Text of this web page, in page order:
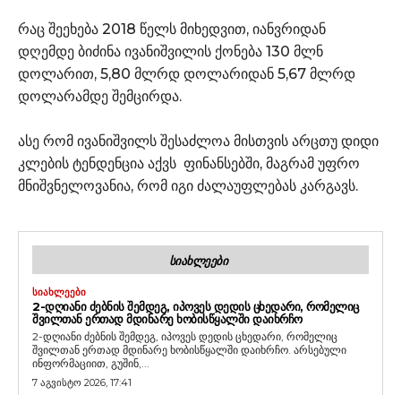
რაც შეეხება 2018 წელს მიხედვით, იანვრიდან
დღემდე ბიძინა ივანიშვილის ქონება 130 მლნ
დოლარით, 5,80 მლრდ დოლარიდან 5,67 მლრდ
დოლარამდე შემცირდა.
ასე რომ ივანიშვილს შესაძლოა მისთვის არცთუ დიდი
კლების ტენდენცია აქვს ფინანსებში, მაგრამ უფრო
მნიშვნელოვანია, რომ იგი ძალაუფლებას კარგავს.
ᲡᲘᲐᲮᲚᲔᲔᲑᲘ
ᲡᲘᲐᲮᲚᲔᲔᲑᲘ
2-ᲓᲦᲘᲐᲜᲘ ᲫᲔᲑᲜᲘᲡ ᲨᲔᲛᲓᲔᲒ, ᲘᲞᲝᲕᲔᲡ ᲓᲔᲓᲘᲡ ᲪᲮᲔᲓᲐᲠᲘ, ᲠᲝᲛᲔᲚᲘᲪ
ᲨᲕᲘᲚᲗᲐᲜ ᲔᲠᲗᲐᲓ ᲛᲓᲘᲜᲐᲠᲔ ᲮᲝᲑᲘᲡᲬᲧᲐᲚᲨᲘ ᲓᲐᲘᲮᲠᲩᲝ
2-დღიანი ძებნის შემდეგ, იპოვეს დედის ცხედარი, რომელიც
შვილთან ერთად მდინარე ხობისწყალში დაიხრჩო. არსებული
ინფორმაციით, გუშინ,...
7 აგვისტო 2026, 17:41